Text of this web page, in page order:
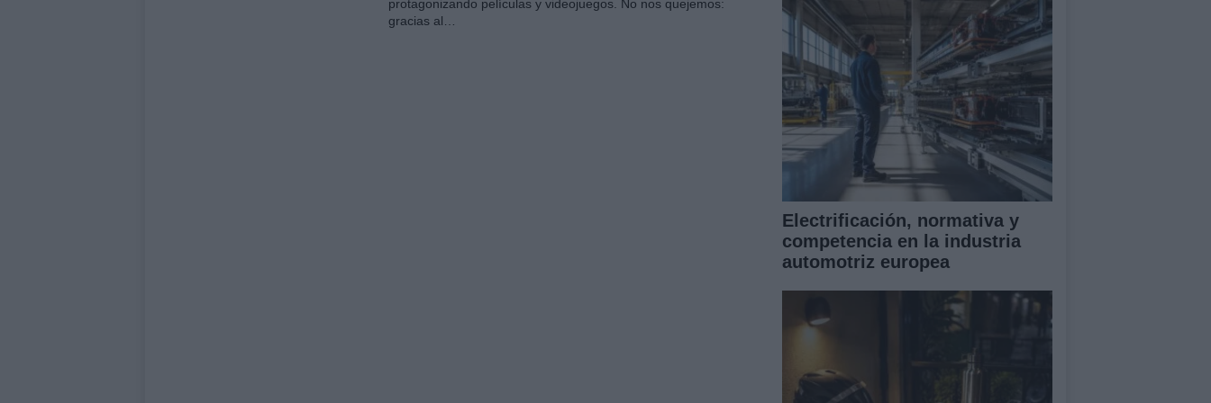
protagonizando películas y videojuegos. No nos quejemos:
gracias al…
Electrificación, normativa y
competencia en la industria
automotriz europea